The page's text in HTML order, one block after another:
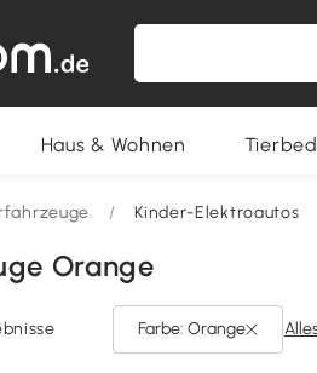
Haus & Wohnen
/ Kinder-Elektroautos
Orange
Farbe: Orange